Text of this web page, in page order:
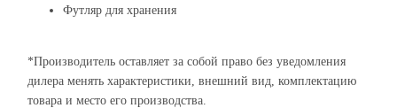
Футляр для хранения
*Производитель оставляет за собой право без уведомления
дилера менять характеристики, внешний вид, комплектацию
товара и место его производства.